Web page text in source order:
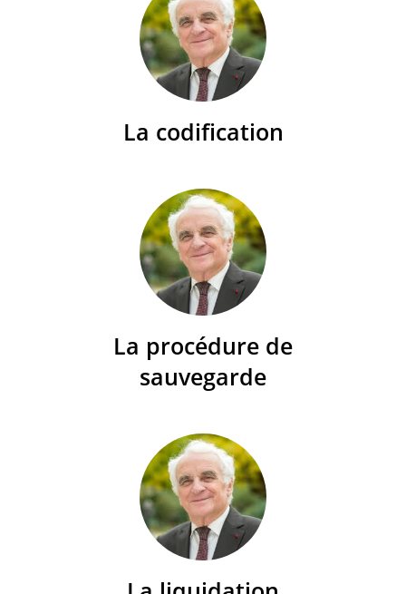
La codification
La procédure de
sauvegarde